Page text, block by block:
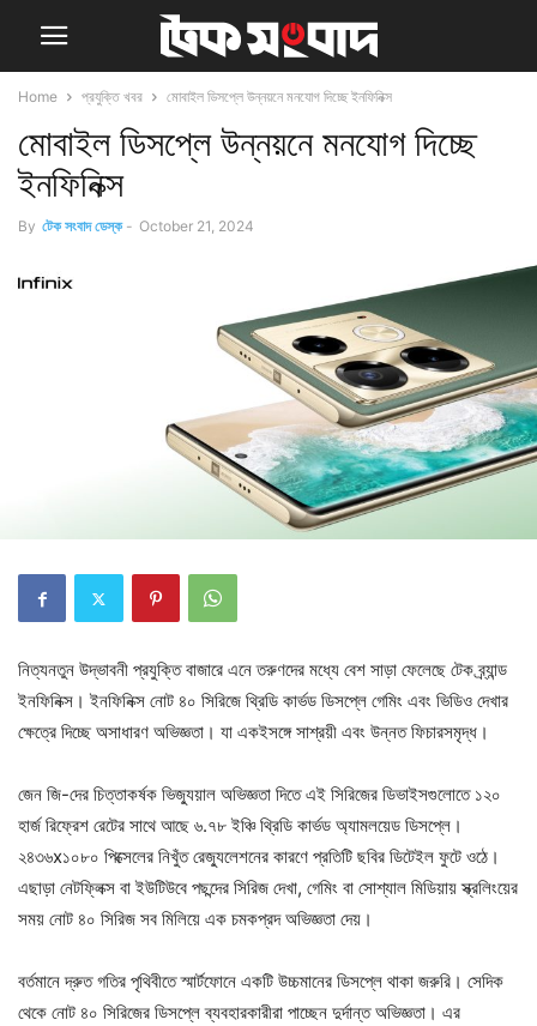
Home প্রযুক্তি খবর মোবাইল ডিসপ্লে উন্নয়নে মনযোগ দিচ্ছে ইনফিনিক্স
মোবাইল ডিসপ্লে উন্নয়নে মনযোগ দিচ্ছে
ইনফিনিক্স
By টেক সংবাদ ডেস্ক - October 21, 2024
নিত্যনতুন উদ্ভাবনী প্রযুক্তি বাজারে এনে তরুণদের মধ্যে বেশ সাড়া ফেলেছে টেক ব্র্যান্ড
ইনফিনিক্স। ইনফিনিক্স নোট ৪০ সিরিজে থ্রিডি কার্ভড ডিসপ্লে গেমিং এবং ভিডিও দেখার
ক্ষেত্রে দিচ্ছে অসাধারণ অভিজ্ঞতা। যা একইসঙ্গে সাশ্রয়ী এবং উন্নত ফিচারসমৃদ্ধ।
জেন জি-দের চিত্তাকর্ষক ভিজ্যুয়াল অভিজ্ঞতা দিতে এই সিরিজের ডিভাইসগুলোতে ১২০
হার্জ রিফ্রেশ রেটের সাথে আছে ৬.৭৮ ইঞ্চি থ্রিডি কার্ভড অ্যামলয়েড ডিসপ্লে।
২৪৩৬x১০৮০ পিক্সেলের নিখুঁত রেজ্যুলেশনের কারণে প্রতিটি ছবির ডিটেইল ফুটে ওঠে।
এছাড়া নেটফ্লিক্স বা ইউটিউবে পছন্দের সিরিজ দেখা, গেমিং বা সোশ্যাল মিডিয়ায় স্ক্রলিংয়ের
সময় নোট ৪০ সিরিজ সব মিলিয়ে এক চমকপ্রদ অভিজ্ঞতা দেয়।
বর্তমানে দ্রুত গতির পৃথিবীতে স্মার্টফোনে একটি উচ্চমানের ডিসপ্লে থাকা জরুরি। সেদিক
থেকে নোট ৪০ সিরিজের ডিসপ্লে ব্যবহারকারীরা পাচ্ছেন দুর্দান্ত অভিজ্ঞতা। এর